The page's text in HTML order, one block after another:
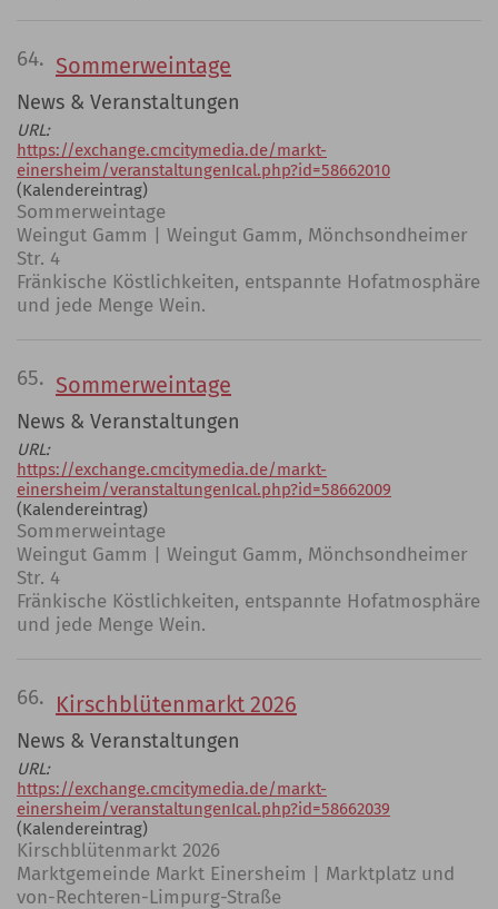
64. Sommerweintage
News & Veranstaltungen
URL:
https://exchange.cmcitymedia.de/markt-
einersheim/veranstaltungenIcal.php?id=58662010
(Kalendereintrag)
Sommerweintage
Weingut Gamm | Weingut Gamm, Mönchsondheimer
Str. 4
Fränkische Köstlichkeiten, entspannte Hofatmosphäre
und jede Menge Wein.
65. Sommerweintage
News & Veranstaltungen
URL:
https://exchange.cmcitymedia.de/markt-
einersheim/veranstaltungenIcal.php?id=58662009
(Kalendereintrag)
Sommerweintage
Weingut Gamm | Weingut Gamm, Mönchsondheimer
Str. 4
Fränkische Köstlichkeiten, entspannte Hofatmosphäre
und jede Menge Wein.
66. Kirschblütenmarkt 2026
News & Veranstaltungen
URL:
https://exchange.cmcitymedia.de/markt-
einersheim/veranstaltungenIcal.php?id=58662039
(Kalendereintrag)
Kirschblütenmarkt 2026
Marktgemeinde Markt Einersheim | Marktplatz und
von-Rechteren-Limpurg-Straße